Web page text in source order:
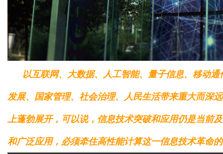
以互联网、大数据、人工智能、量子信息、移动
发展、国家管理、社会治理、人民生活带来重大而深
上蓬勃展开，可以说，信息技术突破和应用仍是当前
和广泛应用，必须牵住高性能计算这一信息技术革命